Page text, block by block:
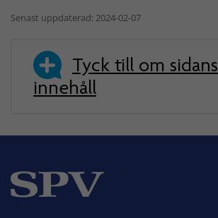
Senast uppdaterad: 2024-02-07
Tyck till om sidans
innehåll